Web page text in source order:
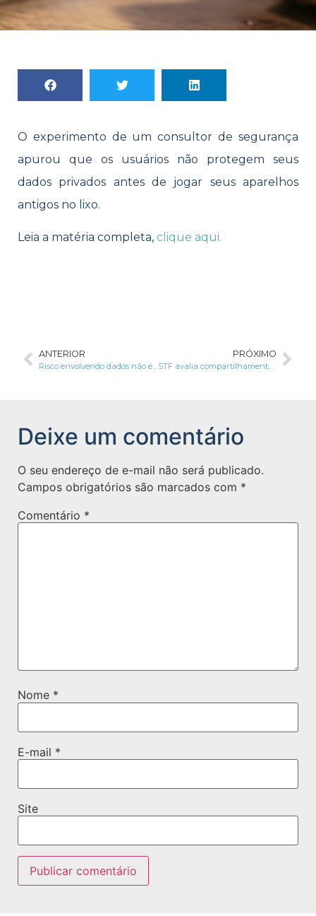
O experimento de um consultor de segurança
apurou que os usuários não protegem seus
dados privados antes de jogar seus aparelhos
antigos no lixo.
Leia a matéria completa, clique aqui.
ANTERIOR PRÓXIMO
STF avalia compartilhamento de dados
Deixe um comentário
O seu endereço de e-mail não será publicado.
Campos obrigatórios são marcados com *
Comentário *
Nome *
E-mail *
Site